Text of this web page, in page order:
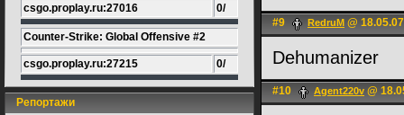
csgo.proplay.ru:27016 0/
Counter-Strike: Global Offensive #2
csgo.proplay.ru:27215 0/
Репортажи
#9 RedruM @
Dehumanizer
#10 Agent220v @